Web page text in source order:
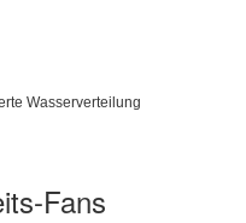
Wasserverteilung
Fans